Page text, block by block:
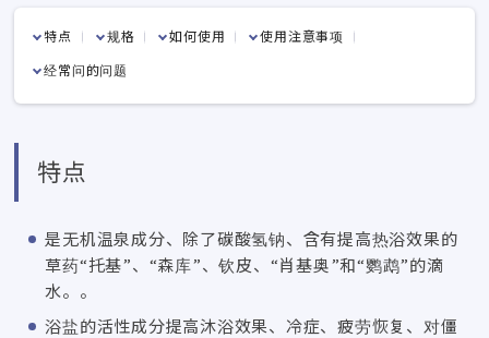
特点 规格 如何使用
使用注意事项
经常问的问题
特点
是无机温泉成分、除了碳酸氢钠、含有提高热浴效果的
草药“托基”、“森库”、钦皮、“肖基奥”和“鹦鹉”的滴
水。。
浴盐的活性成分提高沐浴效果、冷症、疲劳恢复、对僵